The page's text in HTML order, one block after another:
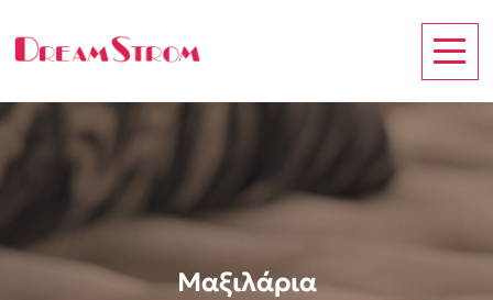
Μαξιλάρια